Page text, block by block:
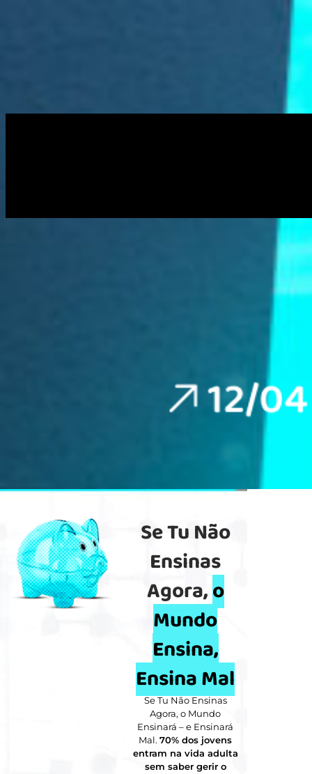
Se Tu Não
Ensinas
Agora,o
Mundo
Ensina,
Ensina Mal
Se Tu Não Ensinas
Agora, o Mundo
Ensinará – e Ensinará
Mal.70% dos jovens
entram na vida adulta
sem saber gerir o